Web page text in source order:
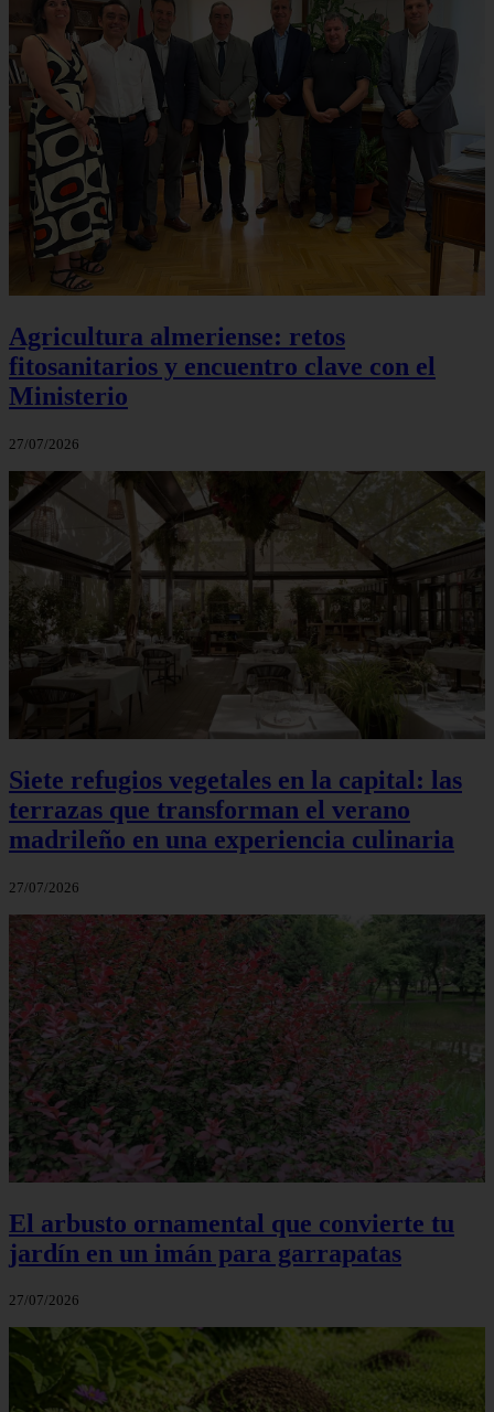
Agricultura almeriense: retos
fitosanitarios y encuentro clave con el
Ministerio
27/07/2026
Siete refugios vegetales en la capital: las
terrazas que transforman el verano
madrileño en una experiencia culinaria
27/07/2026
El arbusto ornamental que convierte tu
jardín en un imán para garrapatas
27/07/2026